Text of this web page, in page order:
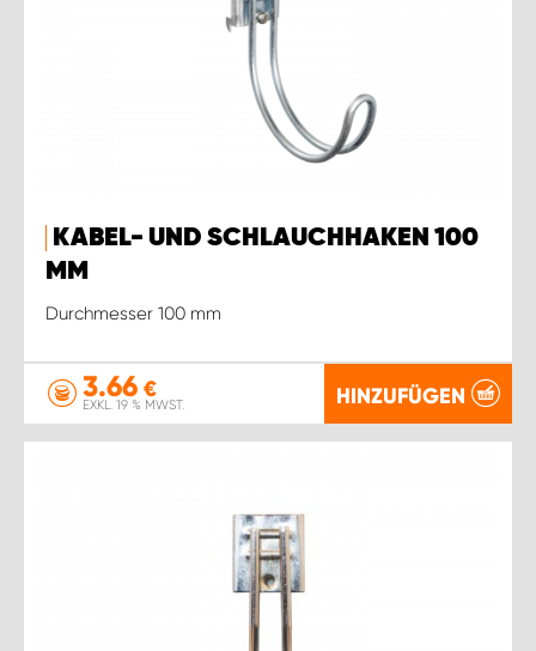
KABEL- UND SCHLAUCHHAKEN 100
MM
Durchmesser 100 mm
3.66 €
EXKL. 19 % MWST. HINZUFÜGEN